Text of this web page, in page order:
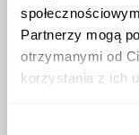
Partnerzy mogą
otrzymanymi od
korzystania z ich
OPIS PRODUKTU
WCZESNY